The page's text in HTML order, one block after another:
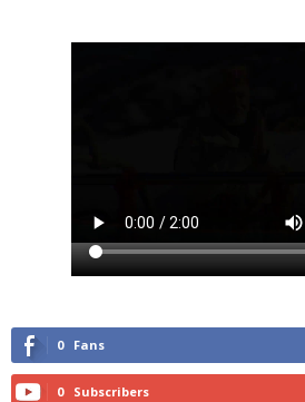
0 Fans
0 Subscribers